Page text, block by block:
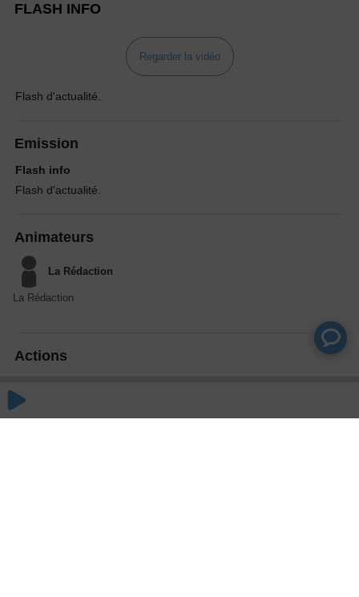
FLASH INFO
Regarder la vidéo
Flash d'actualité.
Emission
Flash info
Flash d'actualité.
Animateurs
La Rédaction
La Rédaction
Actions